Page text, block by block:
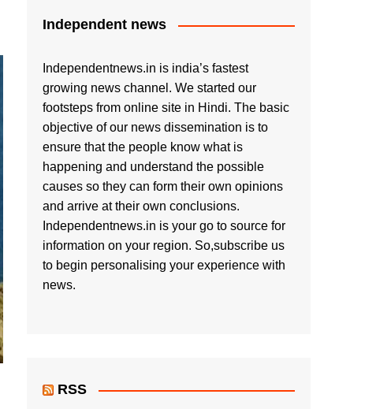
Independent news
Independentnews.in is india’s fastest
growing news channel. We started our
footsteps from online site in Hindi. The basic
objective of our news dissemination is to
ensure that the people know what is
happening and understand the possible
causes so they can form their own opinions
and arrive at their own conclusions.
Independentnews.in is your go to source for
information on your region. So,subscribe us
to begin personalising your experience with
news.
RSS